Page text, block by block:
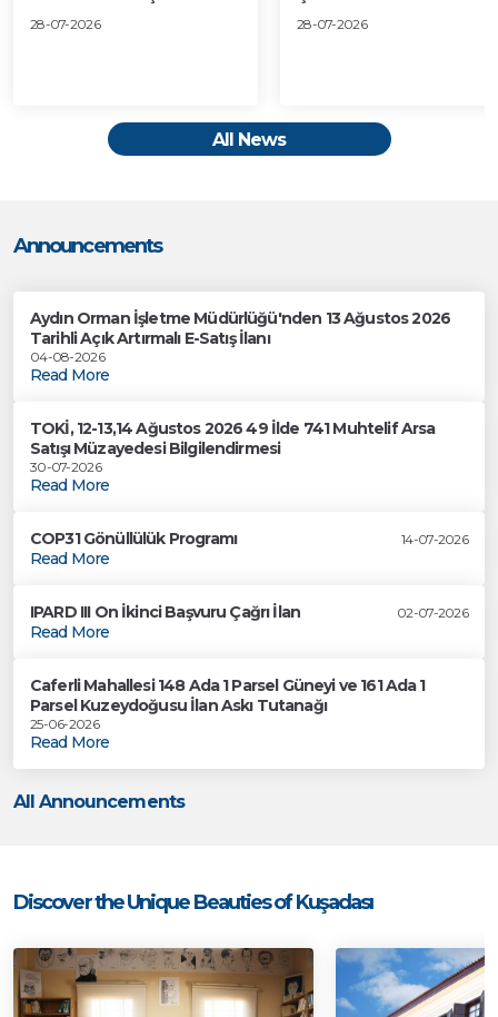
28-07-2026 28-07-2026
All News
Announcements
Aydın Orman İşletme Müdürlüğü'nden 13 Ağustos 2026
Tarihli Açık Artırmalı E-Satış İlanı
04-08-2026
Read More
TOKİ, 12-13,14 Ağustos 2026 49 İlde 741 Muhtelif Arsa
Satışı Müzayedesi Bilgilendirmesi
30-07-2026
Read More
COP31 Gönüllülük Programı 14-07-2026
Read More
IPARD III On İkinci Başvuru Çağrı İlan 02-07-2026
Read More
Caferli Mahallesi 148 Ada 1 Parsel Güneyi ve 161 Ada 1
Parsel Kuzeydoğusu İlan Askı Tutanağı
25-06-2026
Read More
All Announcements
Discover the Unique Beauties of Kuşadası